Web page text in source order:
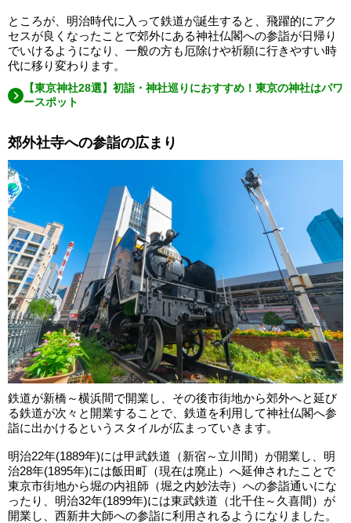
ところが、明治時代に入って鉄道が誕生すると、飛躍的にアク
セスが良くなったことで郊外にある神社仏閣への参詣が日帰り
でいけるようになり、一般の方も厄除けや祈願に行きやすい時
代に移り変わります。
【東京神社28選】初詣・神社巡りにおすすめ！東京の神社はパワ
ースポット
郊外社寺への参詣の広まり
鉄道が新橋～横浜間で開業し、その後市街地から郊外へと延び
る鉄道が次々と開業することで、鉄道を利用して神社仏閣へ参
詣に出かけるというスタイルが広まっていきます。
明治22年(1889年)には甲武鉄道（新宿～立川間）が開業し、明
治28年(1895年)には飯田町（現在は廃止）へ延伸されたことで
東京市街地から堀の内祖師（堀之内妙法寺）への参詣通いにな
ったり、明治32年(1899年)には東武鉄道（北千住～久喜間）が
開業し、西新井大師への参詣に利用されるようになりました。